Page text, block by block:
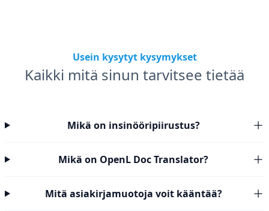
Usein kysytyt kysymykset
Kaikki mitä sinun tarvitsee tietää
Mikä on insinööripiirustus?
Mikä on OpenL Doc Translator?
Mitä asiakirjamuotoja voit kääntää?